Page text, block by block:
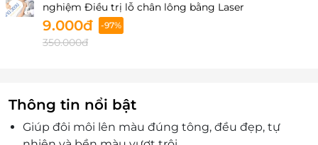
Nghệ An
LK06–LK07 Tòa tháp Eurowindow, Số 2, đường Trần
Phú, Phường Trường Vinh,tỉnh Nghệ An, Việt Nam
Đắk Lắk
Số 02 - 04 Ngô Quyền, Phường Buôn Ma Thuột, Tỉnh
Đắk Lắk, Việt Nam
nghiệm Điều trị lỗ chân lông bằng Laser
9.000đ -97%
350.000đ
Thông tin nổi bật
Giúp đôi môi lên màu đúng tông, đều đẹp, tự